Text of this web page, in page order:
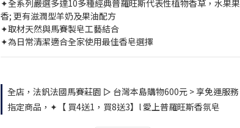
✦全系列嚴選多達10多種經典普羅旺斯代表性植物香草，水果果
香; 更有滋潤型羊奶及果油配方
✦取材天然與馬賽製皂工藝結合
✦為日常清潔適合全家使用最佳香皂選擇
全店，法釩法國馬賽莊園 ▻ 台灣本島購物600元 > 享免運服務
指定商品，✦【 買4送1，買8送3】l 愛上普羅旺斯香氛皂